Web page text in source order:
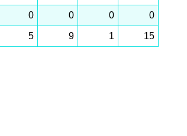
0 0 0 0
5 9 1 15